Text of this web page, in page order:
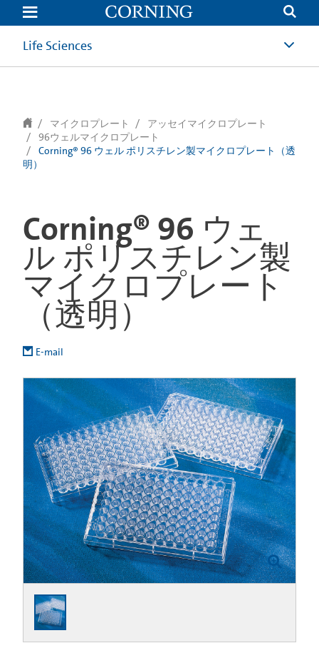
text.skipToContent
text.skipToNavigation
Life Sciences
マイクロプレート
アッセイマイクロプレート
96ウェルマイクロプレート
Corning® 96 ウェル ポリスチレン製マイクロプレート（透
明）
Corning® 96 ウェ
ル ポリスチレン製
マイクロプレート
（透明）
E-mail